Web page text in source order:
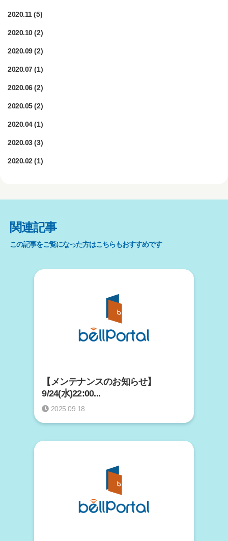
2020.11(5)
2020.10(2)
2020.09(2)
2020.07(1)
2020.06(2)
2020.05(2)
2020.04(1)
2020.03(3)
2020.02(1)
関連記事
この記事をご覧になった方はこちらもおすすめです
【メンテナンスのお知らせ】
9/24(水)22:00...
2025.09.18